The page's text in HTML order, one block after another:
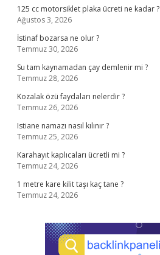
125 cc motorsiklet plaka ücreti ne kadar ?
Ağustos 3, 2026
İstinaf bozarsa ne olur ?
Temmuz 30, 2026
Su tam kaynamadan çay demlenir mi ?
Temmuz 28, 2026
Kozalak özü faydaları nelerdir ?
Temmuz 26, 2026
Istiane namazı nasıl kılınır ?
Temmuz 25, 2026
Karahayıt kaplıcaları ücretli mi ?
Temmuz 24, 2026
1 metre kare kilit taşı kaç tane ?
Temmuz 24, 2026